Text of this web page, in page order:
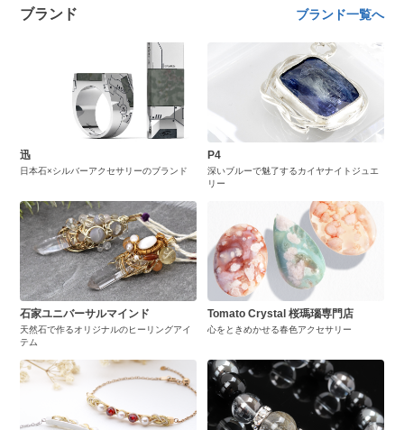
ブランド ブランド一覧へ
迅
日本石×シルバーアクセサリーのブランド
P4
深いブルーで魅了するカイヤナイトジュエ
リー
石家ユニバーサルマインド
天然石で作るオリジナルのヒーリングアイ
テム
Tomato Crystal 桜瑪瑙専門店
心をときめかせる春色アクセサリー